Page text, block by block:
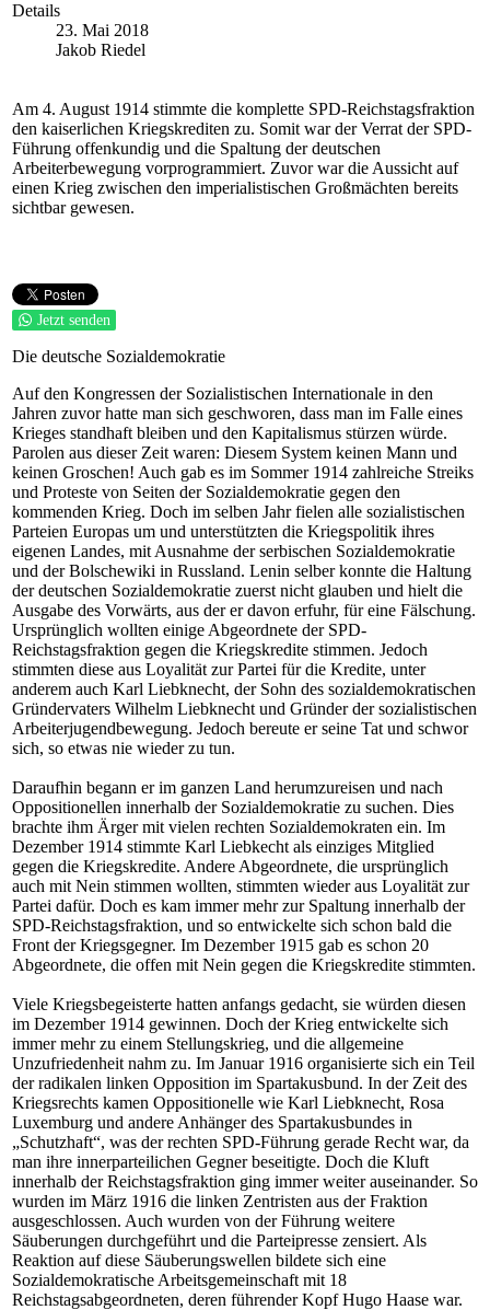
Details
23. Mai 2018
Jakob Riedel
Am 4. August 1914 stimmte die komplette SPD-Reichstagsfraktion
den kaiserlichen Kriegskrediten zu. Somit war der Verrat der SPD-
Führung offenkundig und die Spaltung der deutschen
Arbeiterbewegung vorprogrammiert. Zuvor war die Aussicht auf
einen Krieg zwischen den imperialistischen Großmächten bereits
sichtbar gewesen.
Jetzt senden
Die deutsche Sozialdemokratie
Auf den Kongressen der Sozialistischen Internationale in den
Jahren zuvor hatte man sich geschworen, dass man im Falle eines
Krieges standhaft bleiben und den Kapitalismus stürzen würde.
Parolen aus dieser Zeit waren: Diesem System keinen Mann und
keinen Groschen! Auch gab es im Sommer 1914 zahlreiche Streiks
und Proteste von Seiten der Sozialdemokratie gegen den
kommenden Krieg. Doch im selben Jahr fielen alle sozialistischen
Parteien Europas um und unterstützten die Kriegspolitik ihres
eigenen Landes, mit Ausnahme der serbischen Sozialdemokratie
und der Bolschewiki in Russland. Lenin selber konnte die Haltung
der deutschen Sozialdemokratie zuerst nicht glauben und hielt die
Ausgabe des Vorwärts, aus der er davon erfuhr, für eine Fälschung.
Ursprünglich wollten einige Abgeordnete der SPD-
Reichstagsfraktion gegen die Kriegskredite stimmen. Jedoch
stimmten diese aus Loyalität zur Partei für die Kredite, unter
anderem auch Karl Liebknecht, der Sohn des sozialdemokratischen
Gründervaters Wilhelm Liebknecht und Gründer der sozialistischen
Arbeiterjugendbewegung. Jedoch bereute er seine Tat und schwor
sich, so etwas nie wieder zu tun.
Daraufhin begann er im ganzen Land herumzureisen und nach
Oppositionellen innerhalb der Sozialdemokratie zu suchen. Dies
brachte ihm Ärger mit vielen rechten Sozialdemokraten ein. Im
Dezember 1914 stimmte Karl Liebkecht als einziges Mitglied
gegen die Kriegskredite. Andere Abgeordnete, die ursprünglich
auch mit Nein stimmen wollten, stimmten wieder aus Loyalität zur
Partei dafür. Doch es kam immer mehr zur Spaltung innerhalb der
SPD-Reichstagsfraktion, und so entwickelte sich schon bald die
Front der Kriegsgegner. Im Dezember 1915 gab es schon 20
Abgeordnete, die offen mit Nein gegen die Kriegskredite stimmten.
Viele Kriegsbegeisterte hatten anfangs gedacht, sie würden diesen
im Dezember 1914 gewinnen. Doch der Krieg entwickelte sich
immer mehr zu einem Stellungskrieg, und die allgemeine
Unzufriedenheit nahm zu. Im Januar 1916 organisierte sich ein Teil
der radikalen linken Opposition im Spartakusbund. In der Zeit des
Kriegsrechts kamen Oppositionelle wie Karl Liebknecht, Rosa
Luxemburg und andere Anhänger des Spartakusbundes in
„Schutzhaft“, was der rechten SPD-Führung gerade Recht war, da
man ihre innerparteilichen Gegner beseitigte. Doch die Kluft
innerhalb der Reichstagsfraktion ging immer weiter auseinander. So
wurden im März 1916 die linken Zentristen aus der Fraktion
ausgeschlossen. Auch wurden von der Führung weitere
Säuberungen durchgeführt und die Parteipresse zensiert. Als
Reaktion auf diese Säuberungswellen bildete sich eine
Sozialdemokratische Arbeitsgemeinschaft mit 18
Reichstagsabgeordneten, deren führender Kopf Hugo Haase war.